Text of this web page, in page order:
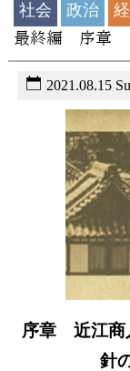
社会 政治
最終編 序章
2021.08.15
序章 近江商
針